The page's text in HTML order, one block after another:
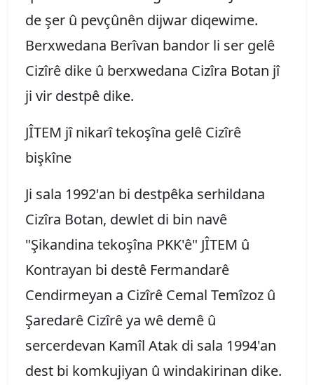
de şer û pevçûnên dijwar diqewime.
Berxwedana Berîvan bandor li ser gelê
Cizîrê dike û berxwedana Cizîra Botan jî
ji vir destpê dike.
JÎTEM jî nikarî tekoşîna gelê Cizîrê
bişkîne
Ji sala 1992'an bi destpêka serhildana
Cizîra Botan, dewlet di bin navê
"Şikandina tekoşîna PKK'ê" JÎTEM û
Kontrayan bi destê Fermandarê
Cendirmeyan a Cizîrê Cemal Temîzoz û
Şaredarê Cizîrê ya wê demê û
sercerdevan Kamîl Atak di sala 1994'an
dest bi komkujiyan û windakirinan dike.